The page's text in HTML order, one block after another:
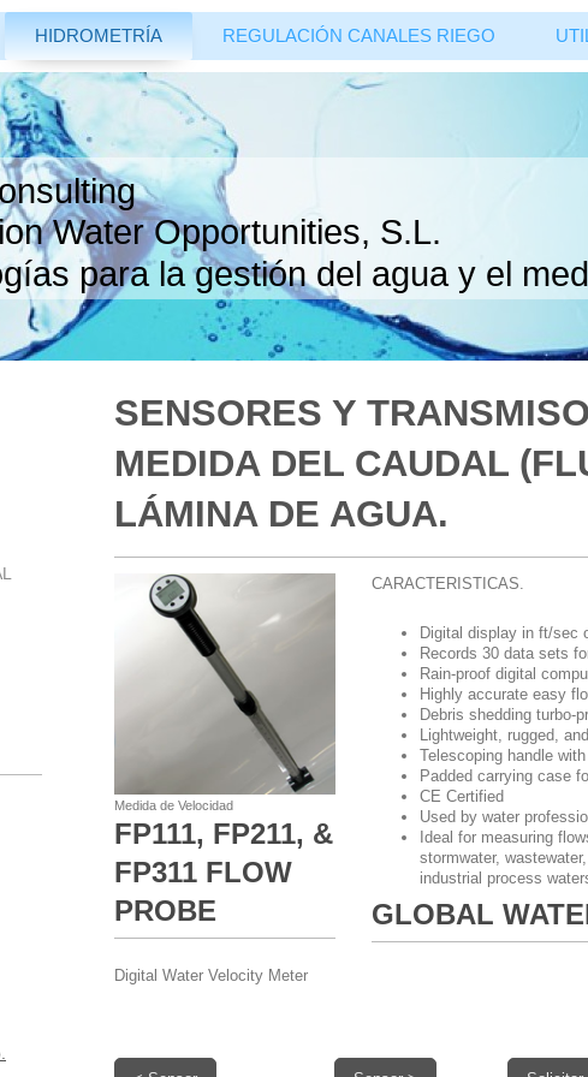
HIDROMETRÍA REGULACIÓN CANALES RIEGO
Water Opportunities, S.L.
para la gestión del agua y el
SENSORES Y
MEDIDA DEL CAUDAL
LÁMINA DE AGUA.
Medida de Velocidad
FP111, FP211, &
FP311 FLOW
PROBE
Digital Water Velocity Meter
CARACTERISTICAS.
Digital display in ft/sec
Records 30 data sets
Rain-proof digital
Highly accurate easy
Debris shedding turbo-
Lightweight, rugged,
Telescoping handle
Padded carrying case
CE Certified
Used by water
Ideal for measuring
stormwater,
industrial process
GLOBAL